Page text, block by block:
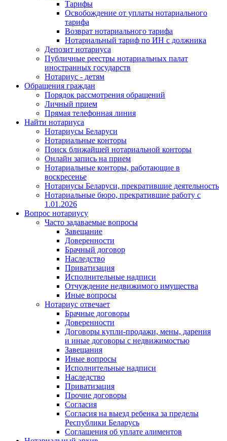
Тарифы
Освобождение от уплаты нотариального
тарифа
Возврат нотариального тарифа
Нотариальный тариф по ИН с должника
Депозит нотариуса
Публичные реестры нотариальных палат
иностранных государств
Нотариус - детям
Обращения граждан
Порядок рассмотрения обращений
Личный прием
Прямая телефонная линия
Найти нотариуса
Нотариусы Беларуси
Нотариальные конторы
Поиск ближайшей нотариальной конторы
Онлайн запись на прием
Нотариальные конторы, работающие в
воскресенье
Нотариусы Беларуси, прекратившие деятельность
Нотариальные бюро, прекратившие работу с
1.01.2026
Вопрос нотариусу
Часто задаваемые вопросы
Завещание
Доверенности
Брачный договор
Наследство
Приватизация
Исполнительные надписи
Отчуждение недвижимого имущества
Иные вопросы
Нотариус отвечает
Брачные договоры
Доверенности
Договоры купли-продажи, мены, дарения
и иные договоры с недвижимостью
Завещания
Иные вопросы
Исполнительные надписи
Наследство
Приватизация
Прочие договоры
Согласия
Согласия на выезд ребенка за пределы
Республики Беларусь
Соглашения об уплате алиментов